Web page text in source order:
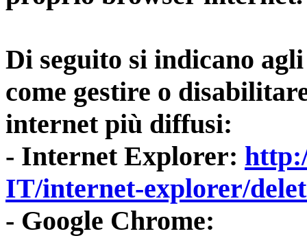
Di seguito si indicano
come gestire o
internet più diffusi:
- Internet Explorer:
IT/internet-explorer/
- Google Chrome: